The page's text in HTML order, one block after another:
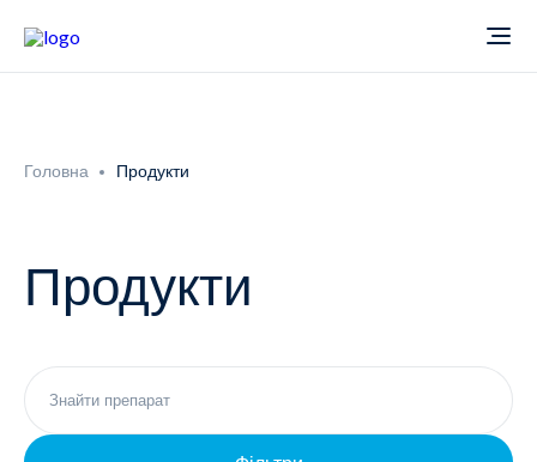
Новини
Неврологія
Фармаконагляд
Головна Продукти
Продукти